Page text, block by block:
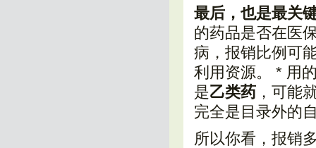
最后，也是最关
的药品是否在医
病，报销比例可
利用资源。 * 用
是乙类药 ，可能
完全是目录外的
所以你看，报销